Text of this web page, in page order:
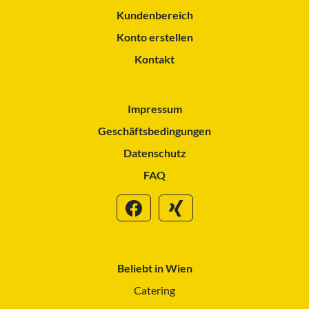
Kundenbereich
Konto erstellen
Kontakt
Impressum
Geschäftsbedingungen
Datenschutz
FAQ
Beliebt in Wien
Catering